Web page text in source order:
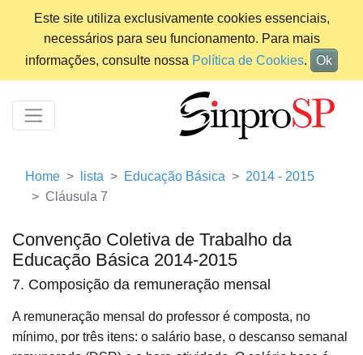
Este site utiliza exclusivamente cookies essenciais,
necessários para seu funcionamento. Para mais
informações, consulte nossa Política de Cookies. Ok
Home lista Educação Básica
2014 - 2015
Cláusula 7
Convenção Coletiva de Trabalho da
Educação Básica 2014-2015
7. Composição da remuneração mensal
A remuneração mensal do professor é composta, no
mínimo, por três itens: o salário base, o descanso semanal